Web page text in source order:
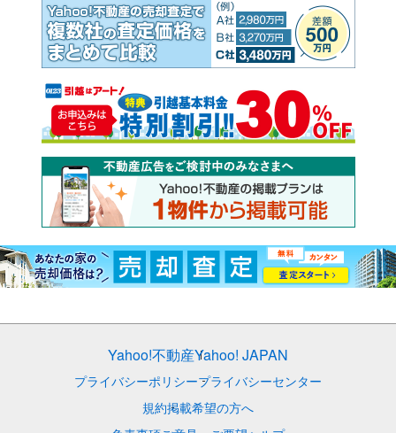
Yahoo!不動産Yahoo! JAPAN
プライバシーポリシープライバシーセンター
規約掲載希望の方へ